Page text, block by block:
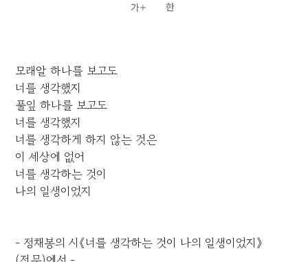
모래알 하나를 보고도
너를 생각했지
풀잎 하나를 보고도
너를 생각했지
너를 생각하게 하지 않는 것은
이 세상에 없어
너를 생각하는 것이
나의 일생이었지
- 정채봉의 시《너를 생각하는 것이 나의 일생이었지》